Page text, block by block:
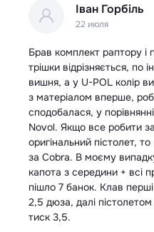
Іван Горбіль
22 июля
Брав комплект раптору і
трішки відрізняється,
вишня, а у U-POL колір
з матеріалом вперше,
сподобалася, у
Novol. Якщо все робити
оригінальний пістолет,
за Cobra. В моєму
капота з середини + всі
пішло 7 банок. Клав
2,5 дюза, далі
тиск 3,5.